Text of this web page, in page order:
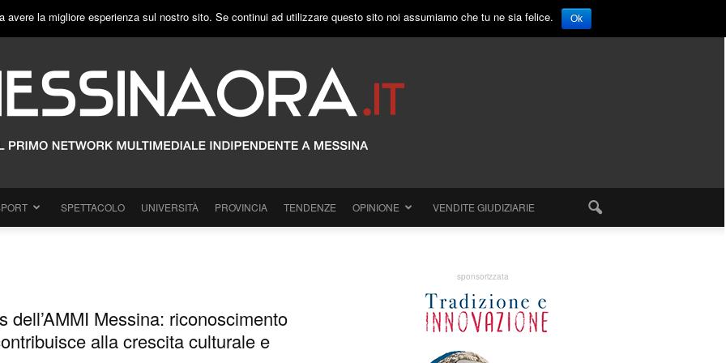
SPETTACOLO UNIVERSITÀ PROVINCIA TENDENZE OPINIONE VENDITE GIUDIZIARIE
dell’AMMI Messina: riconoscimento
alla crescita culturale e
sponsorizzata
la migliore esperienza sul nostro sito. Se continui ad utilizzare questo sito noi assumiamo che tu ne sia felice. Ok